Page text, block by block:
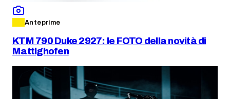
Anteprime
KTM 790 Duke 2927: le FOTO della novità di
Mattighofen